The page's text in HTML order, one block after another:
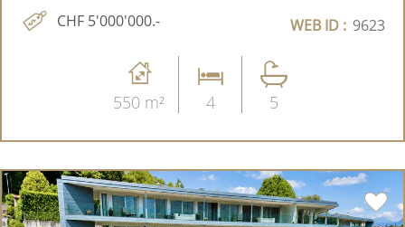
CHF 5'000'000.- WEB ID : 9623
550 m² 4 5